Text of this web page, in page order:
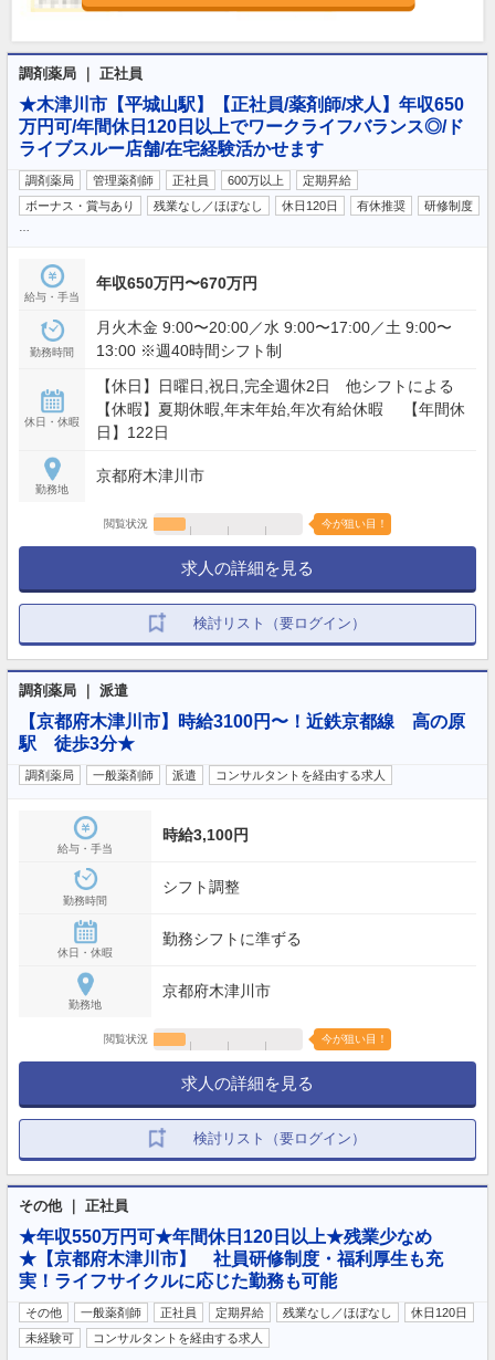
調剤薬局 ｜ 正社員
★木津川市【平城山駅】【正社員/薬剤師/求人】年収650
万円可/年間休日120日以上でワークライフバランス◎/ド
ライブスルー店舗/在宅経験活かせます
調剤薬局 管理薬剤師 正社員 600万以上
定期昇給
ボーナス・賞与あり
残業なし／ほぼなし 休日120日 有休推奨 研修制度
給与・手当
年収650万円〜670万円
勤務時間
月火木金 9:00〜20:00／水 9:00〜17:00／土 9:00〜
13:00 ※週40時間シフト制
休日・休暇
【休日】日曜日,祝日,完全週休2日 他シフトによる
【休暇】夏期休暇,年末年始,年次有給休暇 【年間休
日】122日
勤務地
京都府木津川市
閲覧状況 今が狙い目！
求人の詳細を見る
検討リスト（要ログイン）
調剤薬局 ｜ 派遣
【京都府木津川市】時給3100円〜！近鉄京都線 高の原
駅 徒歩3分★
調剤薬局 一般薬剤師 派遣 コンサルタントを経由する求人
給与・手当
時給3,100円
勤務時間
シフト調整
休日・休暇
勤務シフトに準ずる
勤務地
京都府木津川市
閲覧状況 今が狙い目！
求人の詳細を見る
検討リスト（要ログイン）
その他 ｜ 正社員
★年収550万円可★年間休日120日以上★残業少なめ
★【京都府木津川市】 社員研修制度・福利厚生も充
実！ライフサイクルに応じた勤務も可能
その他 一般薬剤師 正社員 定期昇給 残業なし／ほぼなし
休日120日
未経験可
コンサルタントを経由する求人